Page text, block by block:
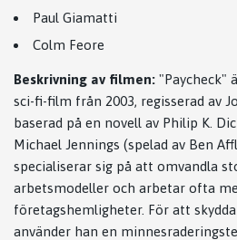
Paul Giamatti
Colm Feore
Beskrivning av filmen: "Paycheck"
sci-fi-film från 2003, regisserad av
baserad på en novell av Philip K.
Michael Jennings (spelad av Ben
specialiserar sig på att omvandla
arbetsmodeller och arbetar ofta
företagshemligheter. För att
använder han en